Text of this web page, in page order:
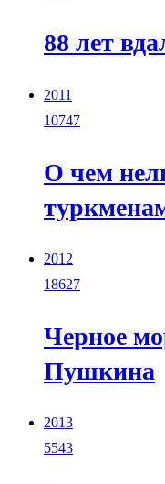
88 лет
2011
10747
О чем
2012
18627
Черное
Пушкина
2013
5543